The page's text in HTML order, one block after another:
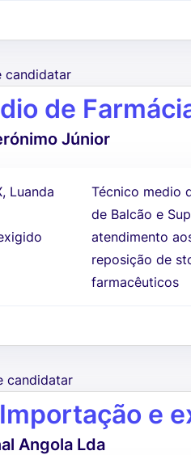
candidatar
de
Júnior
Luanda
Técnico medio
de Balcão e
atendimento
reposição de
farmacêuticos
candidatar
e
Angola Lda